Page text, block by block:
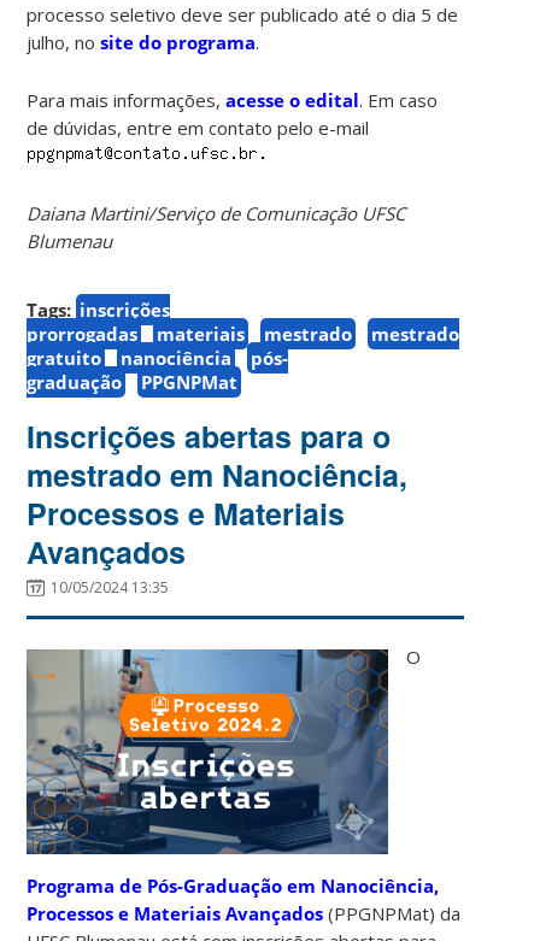
processo seletivo deve ser publicado até o dia 5 de
julho, nosite do programa.
Para mais informações,acesse o edital. Em caso
de dúvidas, entre em contato pelo e-mail
Daiana Martini/Serviço de Comunicação UFSC
Blumenau
Tags: inscrições
prorrogadas
materiais mestrado
mestrado
gratuito
nanociência
pós-
graduação
PPGNPMat
Inscrições abertas para o
mestrado em Nanociência,
Processos e Materiais
Avançados
10/05/2024 13:35
O
Programa de Pós-Graduação em Nanociência,
Processos e Materiais Avançados (PPGNPMat) da